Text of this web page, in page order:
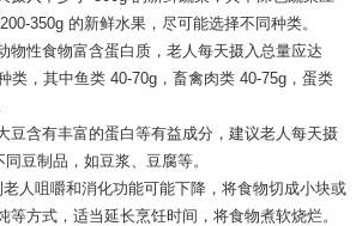
350g 的新鲜水果，尽可能选择不同种类。
物性食物富含蛋白质，老人每天摄入总量应达
类，其中鱼类 40-70g，畜禽肉类 40-75g，蛋类
豆含有丰富的蛋白等有益成分，建议老人每天摄
豆制品，如豆浆、豆腐等。
老人咀嚼和消化功能可能下降，将食物切成小块或
等方式，适当延长烹饪时间，将食物煮软烧烂。